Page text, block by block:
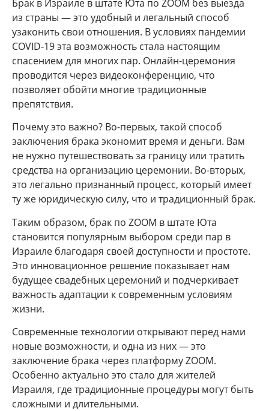
Брак в Израиле в штате Юта по ZOOM без выезда
из страны — это удобный и легальный способ
узаконить свои отношения. В условиях пандемии
COVID-19 эта возможность стала настоящим
спасением для многих пар. Онлайн-церемония
проводится через видеоконференцию, что
позволяет обойти многие традиционные
препятствия.
Почему это важно? Во-первых, такой способ
заключения брака экономит время и деньги. Вам
не нужно путешествовать за границу или тратить
средства на организацию церемонии. Во-вторых,
это легально признанный процесс, который имеет
ту же юридическую силу, что и традиционный брак.
Таким образом, брак по ZOOM в штате Юта
становится популярным выбором среди пар в
Израиле благодаря своей доступности и простоте.
Это инновационное решение показывает нам
будущее свадебных церемоний и подчеркивает
важность адаптации к современным условиям
жизни.
Современные технологии открывают перед нами
новые возможности, и одна из них — это
заключение брака через платформу ZOOM.
Особенно актуально это стало для жителей
Израиля, где традиционные процедуры могут быть
сложными и длительными.